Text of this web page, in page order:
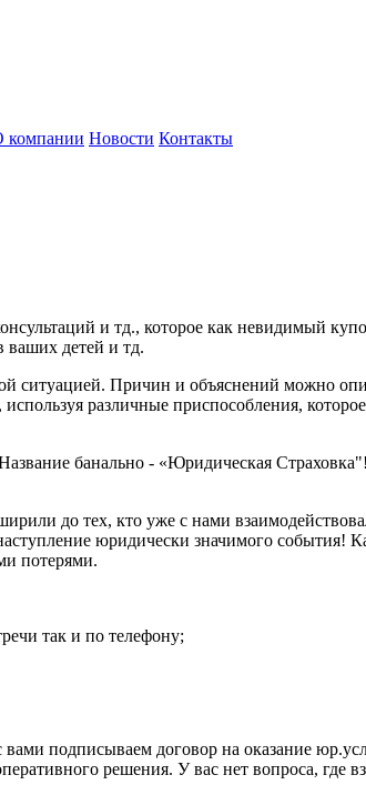
компании Новости Контакты
и тд., которое как невидимый
ваших детей и тд.
ситуацией. Причин и объяснений можно
различные приспособления,
банально - «Юридическая
до тех, кто уже с нами
юридически значимого события!
потерями.
так и по телефону;
подписываем договор на оказание
решения. У вас нет вопроса, где